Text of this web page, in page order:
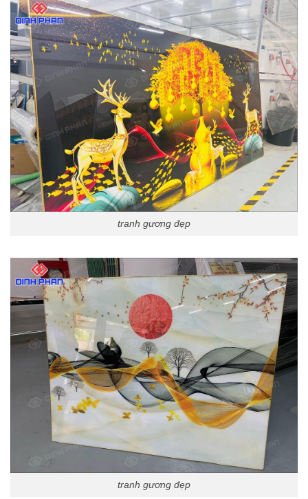
tranh gương đẹp
tranh gương đẹp